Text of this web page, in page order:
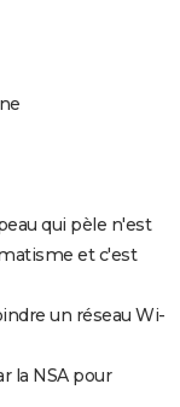
qui pèle n'est
et c'est
un réseau Wi-
la NSA pour